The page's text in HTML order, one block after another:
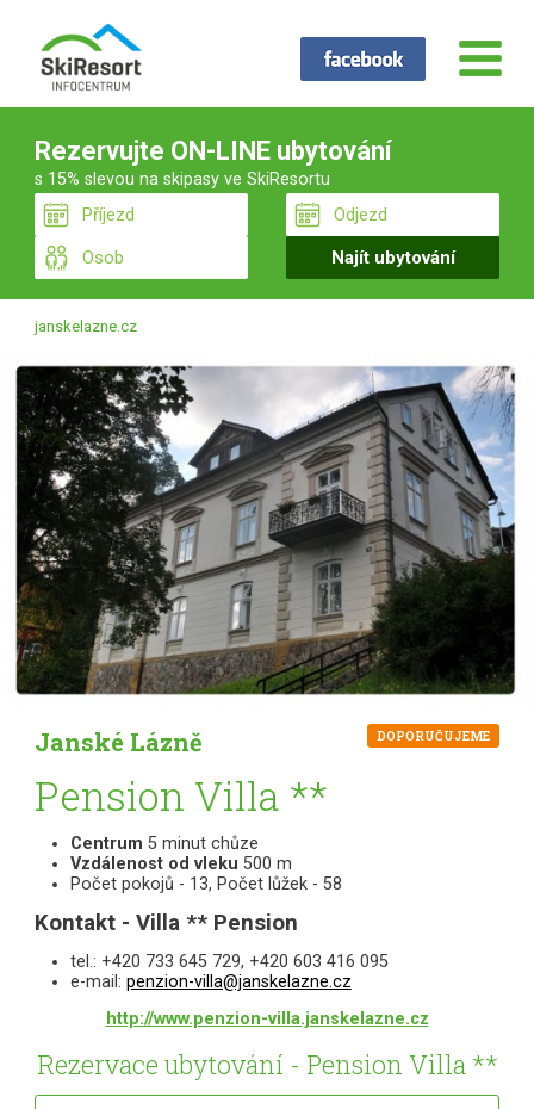
Rezervujte ON-LINE ubytování
s 15% slevou na skipasy ve SkiResortu
janskelazne.cz
Janské Lázně DOPORUČUJEME
Pension Villa **
Centrum 5 minut chůze
Vzdálenost od vleku 500 m
Počet pokojů - 13, Počet lůžek - 58
Kontakt - Villa ** Pension
tel.: +420 733 645 729, +420 603 416 095
e-mail: penzion-villa@janskelazne.cz
http://www.penzion-villa.janskelazne.cz
Rezervace ubytování - Pension Villa **